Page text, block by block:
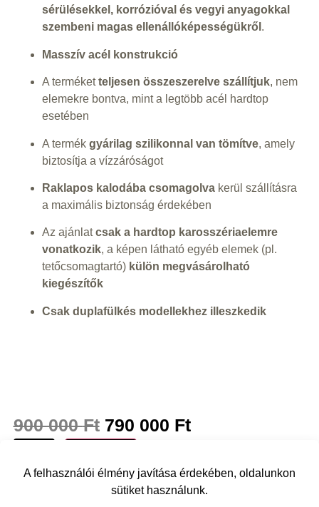
A felhasználói élmény javítása érdekében, oldalunkon
sütiket használunk.
sérülésekkel, korrózióval és vegyi anyagokkal
szembeni magas ellenállóképességükről .
Masszív acél konstrukció
A terméketteljesen összeszerelve szállítjuk, nem
elemekre bontva, mint a legtöbb acél hardtop
esetében
A termék gyárilag szilikonnal van tömítve, amely
biztosítja a vízzáróságot
Raklapos kalodába csomagolvakerül szállításra
a maximális biztonság érdekében
Az ajánlatcsak a hardtop karosszériaelemre
vonatkozik, a képen látható egyéb elemek (pl.
tetőcsomagtartó) külön megvásárolható
kiegészítők
Csak duplafülkés modellekhez illeszkedik
900 000Ft 790 000 Ft